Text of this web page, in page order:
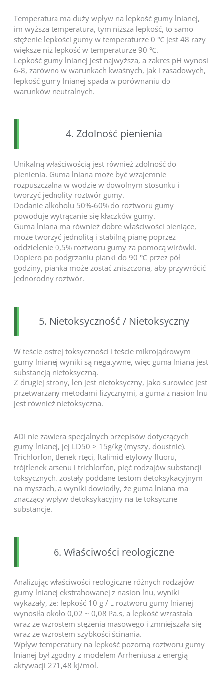
Temperatura ma duży wpływ na lepkość gumy lnianej,
im wyższa temperatura, tym niższa lepkość, to samo
stężenie lepkości gumy w temperaturze 0 ℃ jest 48 razy
większe niż lepkość w temperaturze 90 ℃.
Lepkość gumy lnianej jest najwyższa, a zakres pH wynosi
6-8, zarówno w warunkach kwaśnych, jak i zasadowych,
lepkość gumy lnianej spada w porównaniu do
warunków neutralnych.
4. Zdolność pienienia
Unikalną właściwością jest również zdolność do
pienienia. Guma lniana może być wzajemnie
rozpuszczalna w wodzie w dowolnym stosunku i
tworzyć jednolity roztwór gumy.
Dodanie alkoholu 50%-60% do roztworu gumy
powoduje wytrącanie się kłaczków gumy.
Guma lniana ma również dobre właściwości pieniące,
może tworzyć jednolitą i stabilną pianę poprzez
oddzielenie 0,5% roztworu gumy za pomocą wirówki.
Dopiero po podgrzaniu pianki do 90 ℃ przez pół
godziny, pianka może zostać zniszczona, aby przywrócić
jednorodny roztwór.
5. Nietoksyczność / Nietoksyczny
W teście ostrej toksyczności i teście mikrojądrowym
gumy lnianej wyniki są negatywne, więc guma lniana jest
substancją nietoksyczną.
Z drugiej strony, len jest nietoksyczny, jako surowiec jest
przetwarzany metodami fizycznymi, a guma z nasion lnu
jest również nietoksyczna.
ADI nie zawiera specjalnych przepisów dotyczących
gumy lnianej, jej LD50 ≥ 15g/kg (myszy, doustnie).
Trichlorfon, tlenek rtęci, ftalimid etylowy fluoru,
trójtlenek arsenu i trichlorfon, pięć rodzajów substancji
toksycznych, zostały poddane testom detoksykacyjnym
na myszach, a wyniki dowiodły, że guma lniana ma
znaczący wpływ detoksykacyjny na te toksyczne
substancje.
6. Właściwości reologiczne
Analizując właściwości reologiczne różnych rodzajów
gumy lnianej ekstrahowanej z nasion lnu, wyniki
wykazały, że: lepkość 10 g / L roztworu gumy lnianej
wynosiła około 0,02 ~ 0,08 Pa.s, a lepkość wzrastała
wraz ze wzrostem stężenia masowego i zmniejszała się
wraz ze wzrostem szybkości ścinania.
Wpływ temperatury na lepkość pozorną roztworu gumy
lnianej był zgodny z modelem Arrheniusa z energią
aktywacji 271,48 kJ/mol.